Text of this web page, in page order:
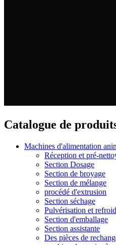
Catalogue de
Machines d'alimentation
Réception et pré-
Section Dosage
Section de broyage
Section de mélange
procédé d'extrusion
Section séchage
Pulvérisation et
Section d'emballage
Section assistante
Des pièces de